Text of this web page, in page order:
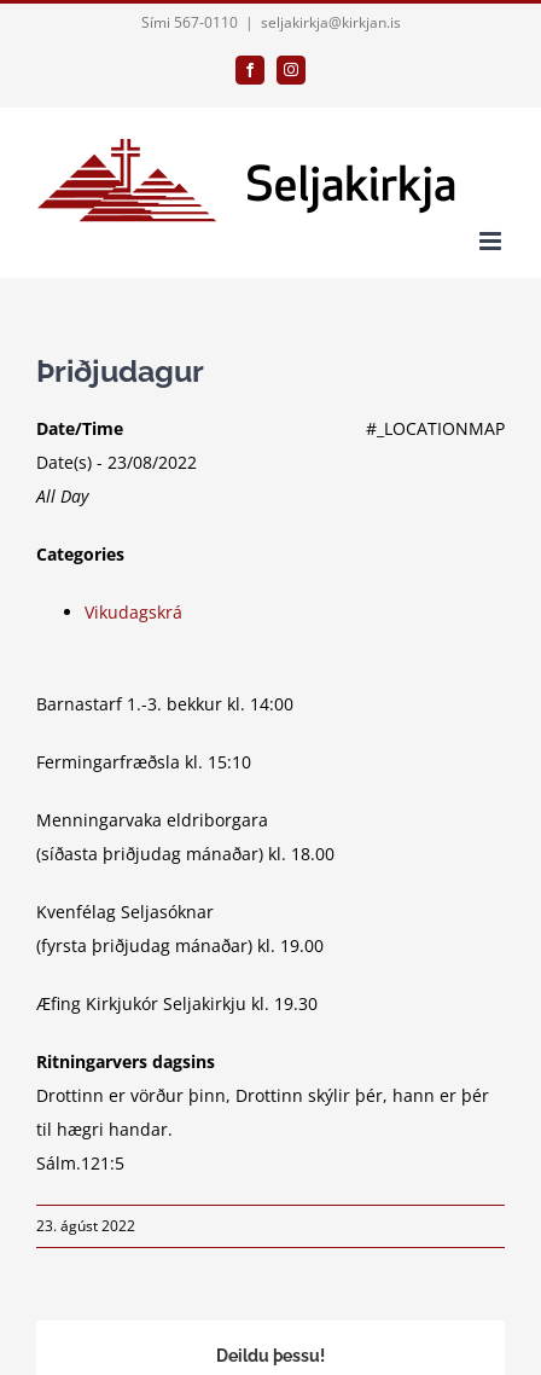
Sími 567-0110 | seljakirkja@kirkjan.is
FacebookInstagram
Þriðjudagur
#_LOCATIONMAP
Date/Time
Date(s) - 23/08/2022
All Day
Categories
Vikudagskrá
Barnastarf 1.-3. bekkur kl. 14:00
Fermingarfræðsla kl. 15:10
Menningarvaka eldriborgara
(síðasta þriðjudag mánaðar) kl. 18.00
Kvenfélag Seljasóknar
(fyrsta þriðjudag mánaðar) kl. 19.00
Æfing Kirkjukór Seljakirkju kl. 19.30
Ritningarvers dagsins
Drottinn er vörður þinn, Drottinn skýlir þér, hann er þér
til hægri handar.
Sálm.121:5
23. ágúst 2022
Deildu þessu!